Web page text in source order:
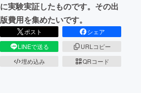
に実験実証したものです。その出
版費用を集めたいです。
ポスト
シェア
LINEで送る
URLコピー
埋め込み
QRコード